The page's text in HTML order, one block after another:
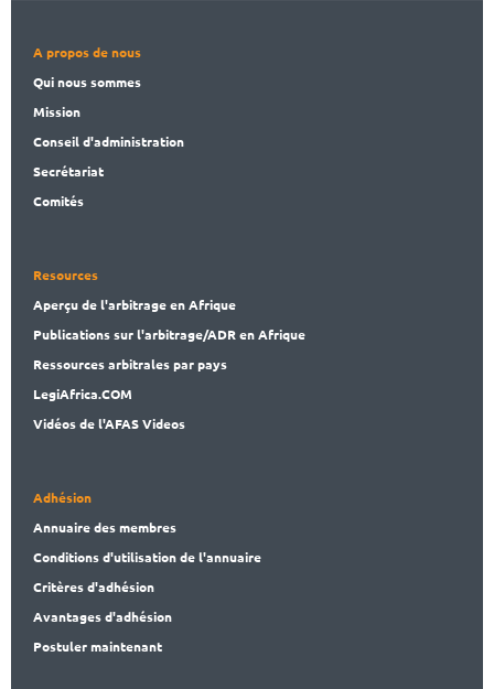
A propos de nous
Qui nous sommes
Mission
Conseil d'administration
Secrétariat
Comités
Resources
Aperçu de l'arbitrage en Afrique
Publicationssur l'arbitrage/ADR en Afrique
Ressources arbitrales par pays
LegiAfrica.COM
Vidéos de l'AFAS Videos
Adhésion
Annuaire des membres
Conditions d'utilisation de l'annuaire
Critères d'adhésion
Avantages d'adhésion
Postuler maintenant